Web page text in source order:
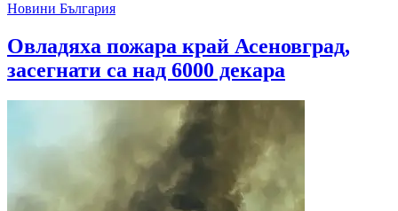
Новини България
Овладяха пожара край Асеновград,
засегнати са над 6000 декара